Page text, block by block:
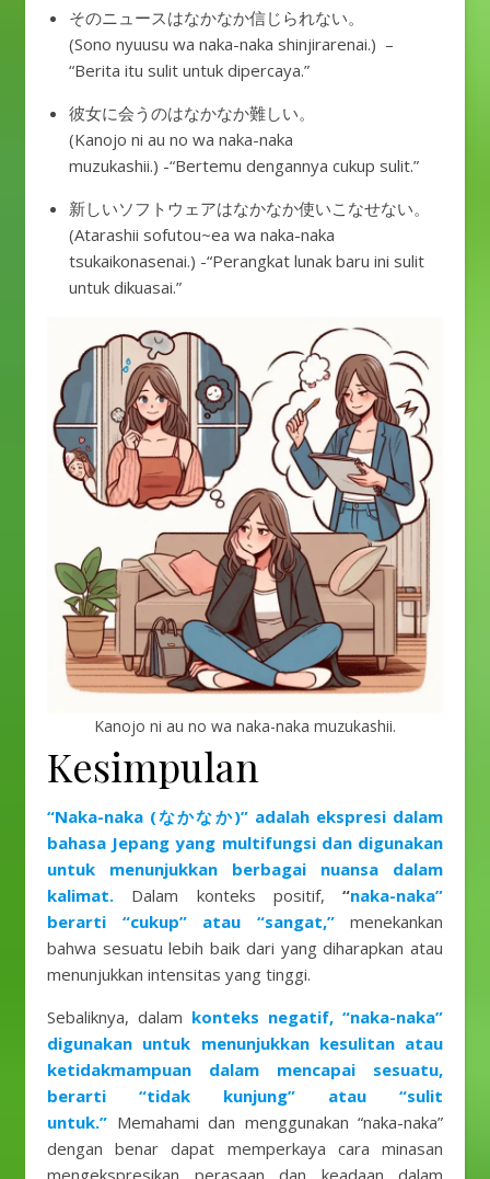
そのニュースはなかなか信じられない。
(Sono nyuusu wa naka-naka shinjirarenai.) –
“Berita itu sulit untuk dipercaya.”
彼女に会うのはなかなか難しい。
(Kanojo ni au no wa naka-naka
muzukashii.) -“Bertemu dengannya cukup sulit.”
新しいソフトウェアはなかなか使いこなせない。
(Atarashii sofutou~ea wa naka-naka
tsukaikonasenai.) -“Perangkat lunak baru ini sulit
untuk dikuasai.”
Kanojo ni au no wa naka-naka muzukashii.
Kesimpulan
“Naka-naka (なかなか)” adalah ekspresi dalam
bahasa Jepang yang multifungsi dan digunakan
untuk menunjukkan berbagai nuansa dalam
kalimat.
Dalam konteks positif, “naka-naka”
berarti “cukup” atau “sangat,”menekankan
bahwa sesuatu lebih baik dari yang diharapkan atau
menunjukkan intensitas yang tinggi.
Sebaliknya, dalam konteks negatif, “naka-naka”
digunakan untuk menunjukkan kesulitan atau
ketidakmampuan dalam mencapai sesuatu,
berarti “tidak kunjung” atau “sulit
untuk.” Memahami dan menggunakan “naka-naka”
dengan benar dapat memperkaya cara minasan
mengekspresikan perasaan dan keadaan dalam